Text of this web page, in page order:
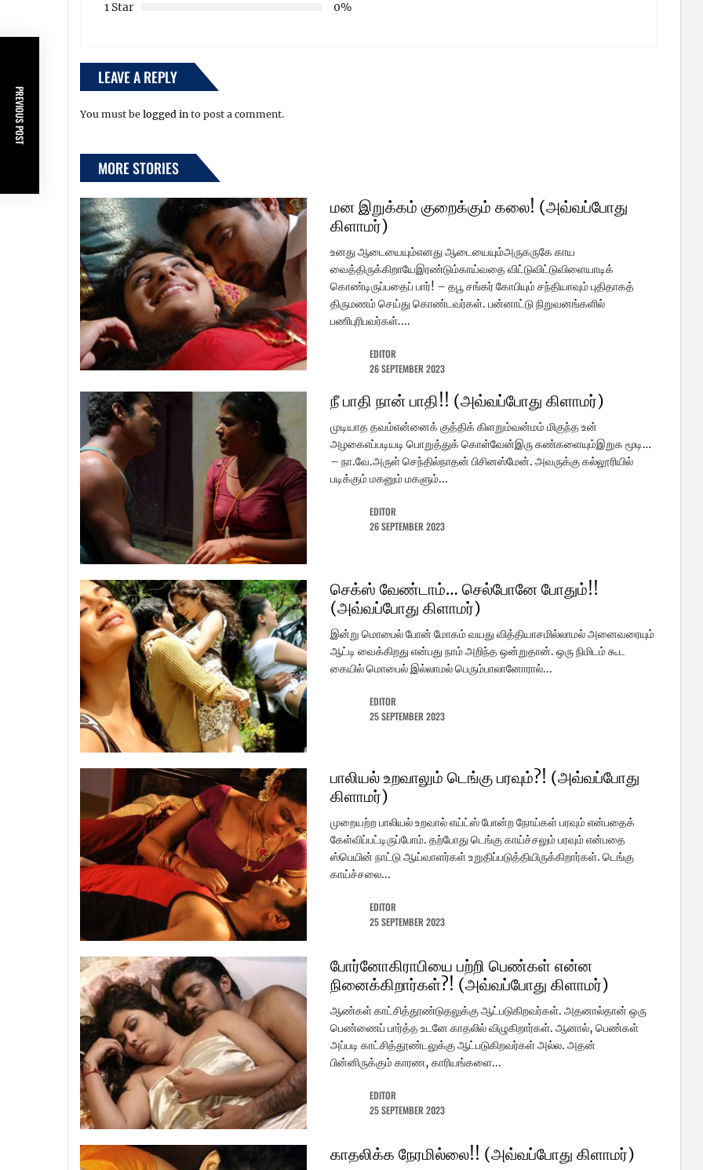
1 Star
0%
LEAVE A REPLY
You must be logged in to post a comment.
PREVIOUS POST
MORE STORIES
மன இறுக்கம் குறைக்கும் கலை! (அவ்வப்போது
கிளாமர்)
உனது ஆடையையும்எனது ஆடையையும்அருகருகே காய
வைத்திருக்கிறாயேஇரண்டும்காய்வதை விட்டுவிட்டுவிளையாடிக்
கொண்டிருப்பதைப் பார்! – தபூ சங்கர் கோபியும் சந்தியாவும் புதிதாகத்
திருமணம் செய்து கொண்டவர்கள். பன்னாட்டு நிறுவனங்களில்
பணிபுரிபவர்கள்....
EDITOR
26 SEPTEMBER 2023
நீ பாதி நான் பாதி!! (அவ்வப்போது கிளாமர்)
முடியாத தவம்என்னைக் குத்திக் கிளறும்வன்மம் மிகுந்த உன்
அழகைஎப்படியடி பொறுத்துக் கொள்வேன்இரு கண்களையும்இறுக மூடி…
– நா.வே.அருள் செந்தில்நாதன் பிசினஸ்மேன். அவருக்கு கல்லூரியில்
படிக்கும் மகனும் மகளும்...
EDITOR
26 SEPTEMBER 2023
செக்ஸ் வேண்டாம்… செல்போனே போதும்!!
(அவ்வப்போது கிளாமர்)
இன்று மொபைல் போன் மோகம் வயது வித்தியாசமில்லாமல் அனைவரையும்
ஆட்டி வைக்கிறது என்பது நாம் அறிந்த ஒன்றுதான். ஒரு நிமிடம் கூட
கையில் மொபைல் இல்லாமல் பெரும்பாலானோரால்...
EDITOR
25 SEPTEMBER 2023
பாலியல் உறவாலும் டெங்கு பரவும்?! (அவ்வப்போது
கிளாமர்)
முறையற்ற பாலியல் உறவால் எய்ட்ஸ் போன்ற நோய்கள் பரவும் என்பதைக்
கேள்விப்பட்டிருப்போம். தற்போது டெங்கு காய்ச்சலும் பரவும் என்பதை
ஸ்பெயின் நாட்டு ஆய்வாளர்கள் உறுதிப்படுத்தியிருக்கிறார்கள். டெங்கு
காய்ச்சலை...
EDITOR
25 SEPTEMBER 2023
போர்னோகிராபியை பற்றி பெண்கள் என்ன
நினைக்கிறார்கள்?! (அவ்வப்போது கிளாமர்)
ஆண்கள் காட்சித்தூண்டுதலுக்கு ஆட்படுகிறவர்கள். அதனால்தான் ஒரு
பெண்ணைப் பார்த்த உடனே காதலில் விழுகிறார்கள். ஆனால், பெண்கள்
அப்படி காட்சித்தூண்டலுக்கு ஆட்படுகிறவர்கள் அல்ல. அதன்
பின்னிருக்கும் காரண, காரியங்களை...
EDITOR
25 SEPTEMBER 2023
காதலிக்க நேரமில்லை!! (அவ்வப்போது கிளாமர்)